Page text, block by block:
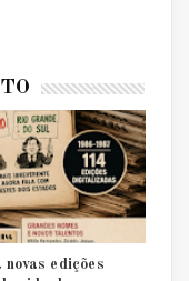
edições